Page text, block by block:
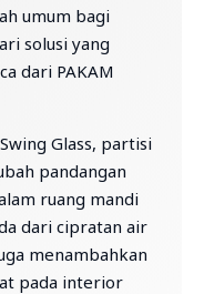
umum bagi
solusi yang
dari PAKAM
Glass, partisi
pandangan
ruang mandi
dari cipratan air
menambahkan
pada interior